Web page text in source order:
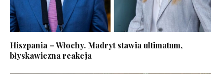
Hiszpania – Włochy. Madryt stawia ultimatum,
błyskawiczna reakcja